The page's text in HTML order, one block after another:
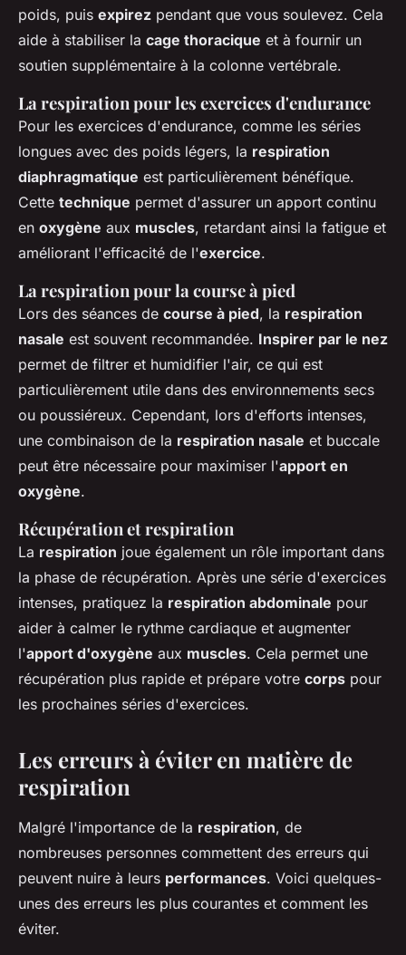
poids, puis expirez pendant que vous soulevez. Cela
aide à stabiliser la cage thoracique et à fournir un
soutien supplémentaire à la colonne vertébrale.
La respiration pour les exercices d'endurance
Pour les exercices d'endurance, comme les séries
longues avec des poids légers, la respiration
diaphragmatique est particulièrement bénéfique.
Cette technique permet d'assurer un apport continu
en oxygène aux muscles, retardant ainsi la fatigue et
améliorant l'efficacité de l'exercice.
La respiration pour la course à pied
Lors des séances de course à pied, la respiration
nasale est souvent recommandée. Inspirer par le nez
permet de filtrer et humidifier l'air, ce qui est
particulièrement utile dans des environnements secs
ou poussiéreux. Cependant, lors d'efforts intenses,
une combinaison de la respiration nasale et buccale
peut être nécessaire pour maximiser l'apport en
oxygène.
Récupération et respiration
La respiration joue également un rôle important dans
la phase de récupération. Après une série d'exercices
intenses, pratiquez la respiration abdominale pour
aider à calmer le rythme cardiaque et augmenter
l'apport d'oxygène aux muscles. Cela permet une
récupération plus rapide et prépare votre corps pour
les prochaines séries d'exercices.
Les erreurs à éviter en matière de
respiration
Malgré l'importance de la respiration, de
nombreuses personnes commettent des erreurs qui
peuvent nuire à leurs performances. Voici quelques-
unes des erreurs les plus courantes et comment les
éviter.